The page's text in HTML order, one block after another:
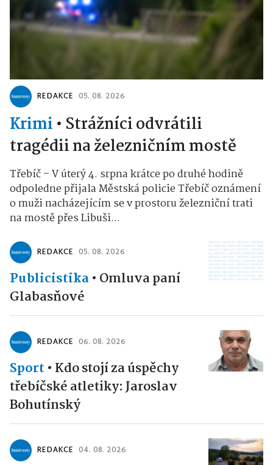
REDAKCE 05. 08. 2026
Krimi • Strážníci odvrátili
tragédii na železničním mostě
Třebíč – V úterý 4. srpna krátce po druhé hodině
odpoledne přijala Městská policie Třebíč oznámení
o muži nacházejícím se v prostoru železniční trati
na mostě přes Libuši...
REDAKCE 05. 08. 2026
Publicistika• Omluva paní
Glabasňové
REDAKCE 06. 08. 2026
Sport • Kdo stojí za úspěchy
třebíčské atletiky: Jaroslav
Bohutínský
REDAKCE 04. 08. 2026